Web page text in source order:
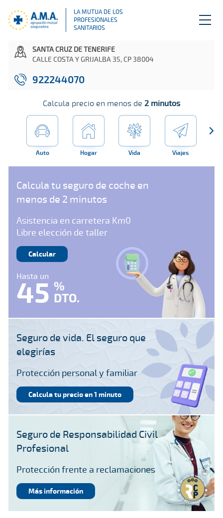
LA MUTUA DE LOS
PROFESIONALES
SANITARIOS
SANTA CRUZ DE TENERIFE
CALLE COSTA Y GRIJALBA 35, CP 38004
922244070
Calcula precio en menos de 2 minutos
Auto Hogar Vida Viajes
Calcula tu seguro de coche en
menos de 2 minutos
Asistencia en carretera Km0
Libre elección de taller
Calcular
Hasta un
45 %
DTO.
Seguro de vida. El seguro que
elegirías
Protección personal y familiar
Calcula tu precio en 1 minuto
Seguro de Responsabilidad Civil
Profesional
Protección frente a reclamaciones
Más información